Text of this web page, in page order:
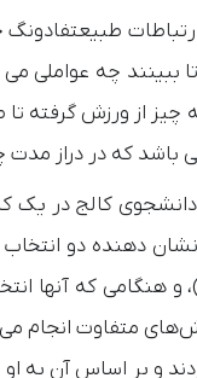
طبیعتفادونگ
چه عواملی می
چیز از ورزش
باشد که در دراز
در اولین مطالعه انجام شده توسط
و هنگامی که آنها
و پاداش‌های متفاوت
و بر اساس آن به